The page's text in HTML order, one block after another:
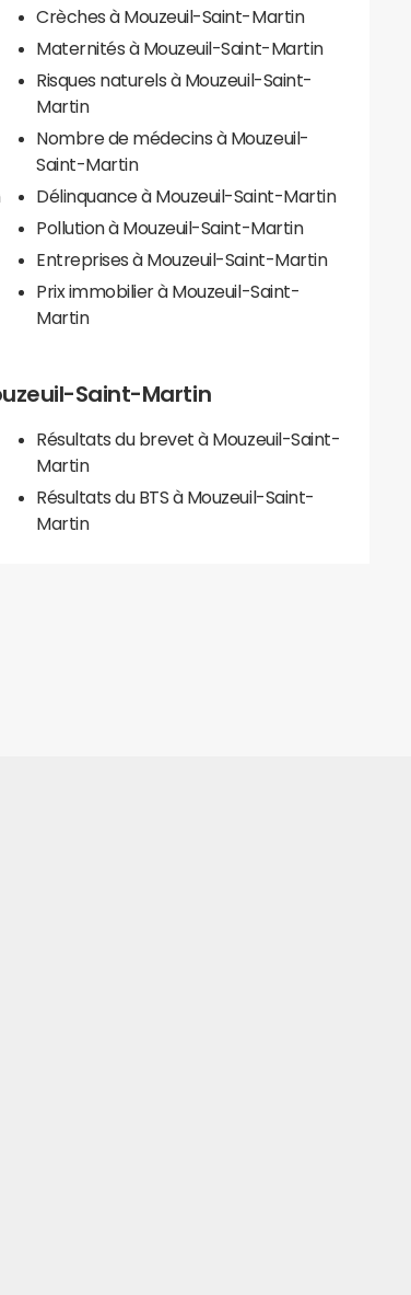
Crèches à Mouzeuil-Saint-Martin
Maternités à Mouzeuil-Saint-Martin
Risques naturels à Mouzeuil-Saint-
Martin
Nombre de médecins à Mouzeuil-
Saint-Martin
Délinquance à Mouzeuil-Saint-Martin
Pollution à Mouzeuil-Saint-Martin
Entreprises à Mouzeuil-Saint-Martin
Prix immobilier à Mouzeuil-Saint-
Martin
Saint-Martin
Résultats du brevet à Mouzeuil-Saint-
Martin
Résultats du BTS à Mouzeuil-Saint-
Martin